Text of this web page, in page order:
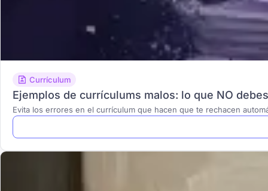
Currículum
Ejemplos de currículums malos: lo que NO
Evita los errores en el currículum que hacen que te rechacen